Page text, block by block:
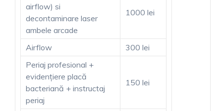
airflow) si
decontaminare laser
ambele arcade
1000 lei
Airflow
300 lei
Periaj profesional +
evidențiere placă
bacteriană + instructaj
periaj
150 lei